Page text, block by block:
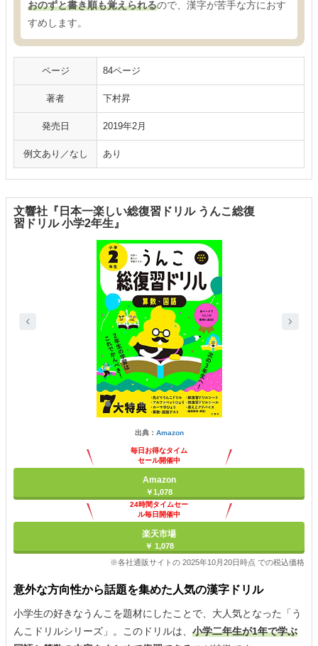
おのずと書き順も覚えられるので、漢字が苦手な方におす
すめします。
ページ 84ページ
著者 下村昇
発売日 2019年2月
例文あり／なし あり
文響社『日本一楽しい総復習ドリル うんこ総復
習ドリル 小学2年生』
出典： Amazon
毎日お得なタイム
セール開催中
Amazon
￥1,078
24時間タイムセー
ル毎日開催中
楽天市場
￥ 1,078
※各社通販サイトの 2025年10月20日時点 での税込価格
意外な方向性から話題を集めた人気の漢字ドリル
小学生の好きなうんこを題材にしたことで、大人気となった「う
んこドリルシリーズ」。このドリルは、 小学二年生が1年で学ぶ